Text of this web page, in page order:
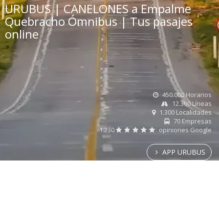
URUBUS | CANELONES a Empalme
Quebracho Ómnibus | Tus pasajes
online
450.000 Horarios
12.300 Líneas
1.300 Localidades
70 Empresas
1.230
opiniones Google
APP URUBUS